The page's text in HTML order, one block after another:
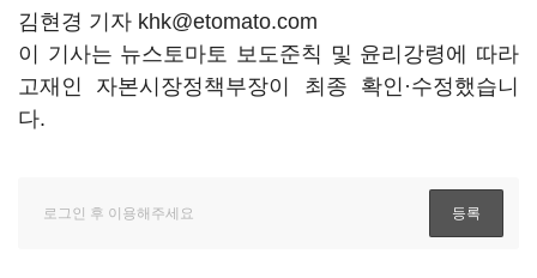
김현경 기자 khk@etomato.com
이 기사는 뉴스토마토 보도준칙 및 윤리강령에 따라
고재인 자본시장정책부장이 최종 확인·수정했습니
다.